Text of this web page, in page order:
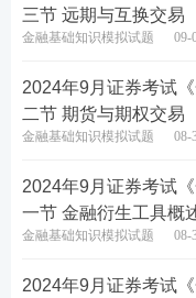
每人仅限
三节 远期与互换交易
金融基础知识模拟试题 09-
2024年9月证券考试
二节 期货与期权交易
金融基础知识模拟试题 08-
2024年9月证券考试
一节 金融衍生工具概
金融基础知识模拟试题 08-
2024年9月证券考试